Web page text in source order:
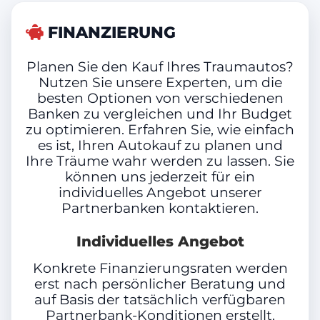
integriertem Abbiegelicht
Nebelschlussleuchte
Nichtraucher-Paket
Notrufsystem
Parkbremse elektrisch mit Auto-Hold-
Funktion
Radioempfang digital (DAB+)
Reifenkontroll-Anzeige
Rußpartikelfilter
Rücksitzlehne geteilt mit
Mittelarmlehne und
Durchladeeinrichtung
Schadstoffarm nach Abgasnorm Euro
Schalt-/Wählhebelgriff Leder
Scheibenwischer mit Regensensor
Leuchtweitenregelung
Scheinwerfer LED
(Leuchtweitenregelung )
Farbe (Hersteller)
Lapiz Blue Metallic
Farbe
Blau (Metallic)
Innenausstattung
Vollleder, Schwarz
FINANZIERUNG
Planen Sie den Kauf Ihres Traumautos?
Nutzen Sie unsere Experten, um die
besten Optionen von verschiedenen
Banken zu vergleichen und Ihr Budget
zu optimieren. Erfahren Sie, wie einfach
es ist, Ihren Autokauf zu planen und
Ihre Träume wahr werden zu lassen. Sie
können uns jederzeit für ein
individuelles Angebot unserer
Partnerbanken kontaktieren.
Individuelles Angebot
Konkrete Finanzierungsraten werden
erst nach persönlicher Beratung und
auf Basis der tatsächlich verfügbaren
Partnerbank-Konditionen erstellt.